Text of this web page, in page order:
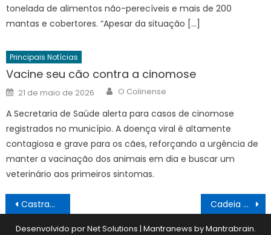
tonelada de alimentos não-perecíveis e mais de 200
mantas e cobertores. “Apesar da situação […]
Principais Notícias
Vacine seu cão contra a cinomose
Posted
on
21 de maio de 2026 Author
O Colinense
A Secretaria de Saúde alerta para casos de cinomose
registrados no município. A doença viral é altamente
contagiosa e grave para os cães, reforçando a urgência de
manter a vacinação dos animais em dia e buscar um
veterinário aos primeiros sintomas.
Navegação
de
Castramóvel retorna em outubro e cadastro já pode ser feito Cadeia produtiva do agro paulista comemora o Dia Nacional da Cachaça
Desenvolvido por Net Solutions | Mantranews byMantrabrain.